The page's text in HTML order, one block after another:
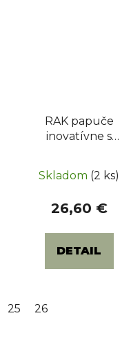
RAK papuče
inovatívne s
Skladom (2 ks)
26,60 €
DETAIL
25 26